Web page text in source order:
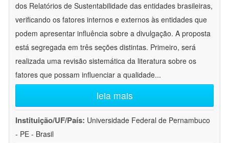
dos Relatórios de Sustentabilidade das entidades brasileiras,
verificando os fatores internos e externos às entidades que
podem apresentar influência sobre a divulgação. A proposta
está segregada em três seções distintas. Primeiro, será
realizada uma revisão sistemática da literatura sobre os
fatores que possam influenciar a qualidade...
leia mais
Instituição/UF/País: Universidade Federal de Pernambuco
- PE - Brasil